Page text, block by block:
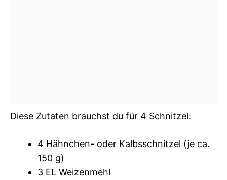
Diese Zutaten brauchst du für 4 Schnitzel:
4 Hähnchen- oder Kalbsschnitzel (je ca.
150 g)
3 EL Weizenmehl